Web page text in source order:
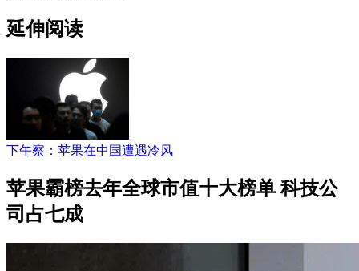
延伸阅读
下午察：苹果在中国遭遇冷风
苹果霸榜去年全球市值十大榜单 科技公
司占七成